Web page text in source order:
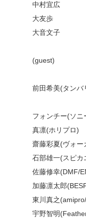
中村宜広
大友歩
大音文子
(guest)
前田希美(タンバ
フォンチー(ソ
真凛(ホリプロ)
齋藤彩夏(ヴォー
石部雄一(スピカ
佐藤修幸(DMF/
加藤凛太郎
東川真之
宇野智明